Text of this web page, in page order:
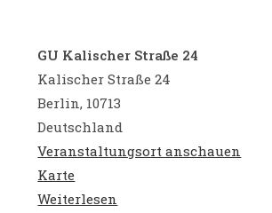
GU Kalischer Straße 24
Kalischer Straße 24
Berlin, 10713
Deutschland
Veranstaltungsort anschauen
KarteGU
Kalischer
Weiterlesen